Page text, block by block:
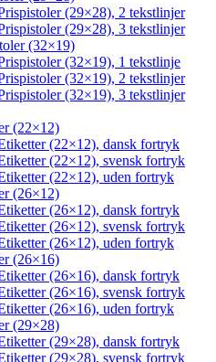
(29×28), 2 tekstlinjer
(29×28), 3 tekstlinjer
(32×19)
(32×19), 1 tekstlinje
(32×19), 2 tekstlinjer
(32×19), 3 tekstlinjer
(22×12)
(22×12), dansk fortryk
(22×12), svensk fortryk
(22×12), uden fortryk
(26×12)
(26×12), dansk fortryk
(26×12), svensk fortryk
(26×12), uden fortryk
(26×16)
(26×16), dansk fortryk
(26×16), svensk fortryk
(26×16), uden fortryk
(29×28)
(29×28), dansk fortryk
(29×28), svensk fortryk